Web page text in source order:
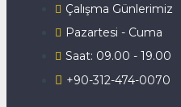
Çalışma Günlerimiz
Pazartesi - Cuma
Saat: 09.00 - 19.00
+90-312-474-0070